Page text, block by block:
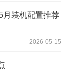
月装机配置推荐
2026-05-15